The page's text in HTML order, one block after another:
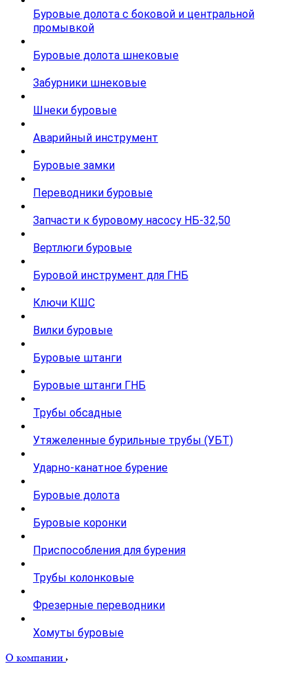
Буровые долота с бoковой и центральной
промывкой
Буровые долота шнековые
Забурники шнековые
Шнеки буровые
Аварийный инструмент
Буровые замки
Переводники буровые
Запчасти к буровому насосу НБ-32,50
Вертлюги буровые
Буровой инструмент для ГНБ
Ключи КШС
Вилки буровые
Буровые штанги
Буровые штанги ГНБ
Трубы обсадные
Утяжеленные бурильные трубы (УБТ)
Ударно-канатное бурение
Буровые долота
Буровые коронки
Приспособления для бурения
Трубы колонковые
Фрезерные переводники
Хомуты буровые
О компании